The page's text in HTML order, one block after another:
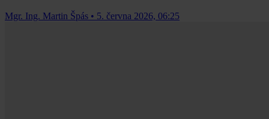
Mgr. Ing. Martin Špás • 5. června 2026, 06:25